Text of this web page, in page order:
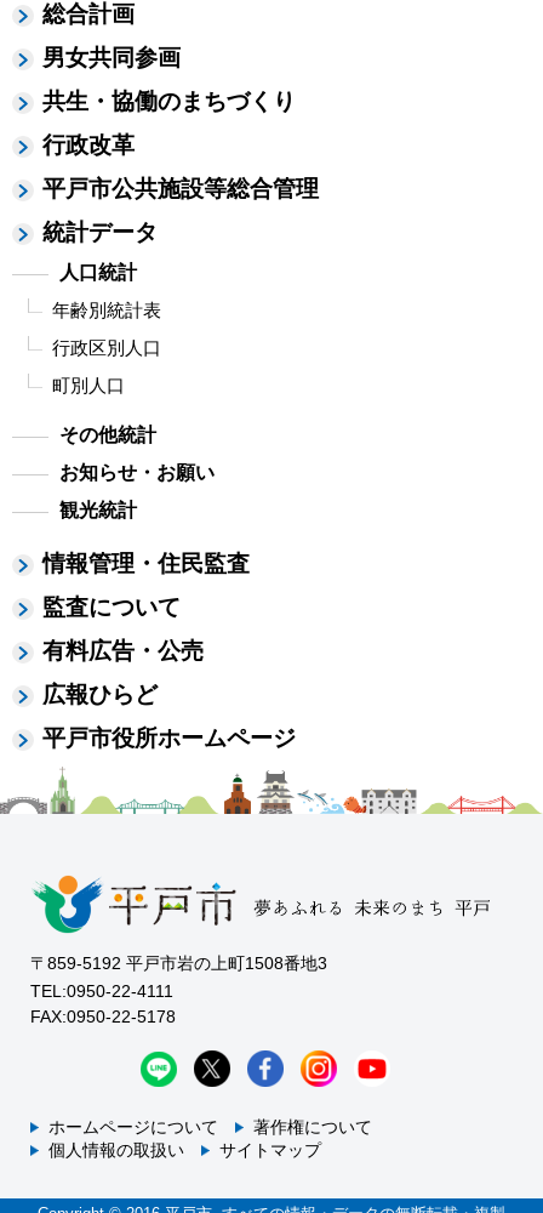
総合計画
男女共同参画
共生・協働のまちづくり
行政改革
平戸市公共施設等総合管理
統計データ
人口統計
年齢別統計表
行政区別人口
町別人口
その他統計
お知らせ・お願い
観光統計
情報管理・住民監査
監査について
有料広告・公売
広報ひらど
平戸市役所ホームページ
〒859-5192 平戸市岩の上町1508番地3
TEL:0950-22-4111
FAX:0950-22-5178
ホームページについて
著作権について
個人情報の取扱い
サイトマップ